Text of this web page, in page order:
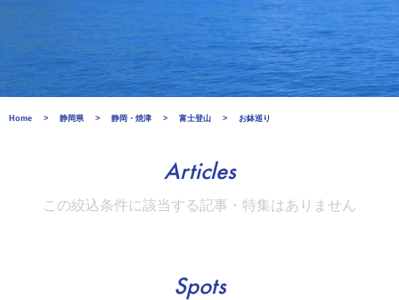
Home 静岡県 静岡・焼津 富士登山 お鉢巡り
Articles
この絞込条件に該当する記事・特集はありません
Spots